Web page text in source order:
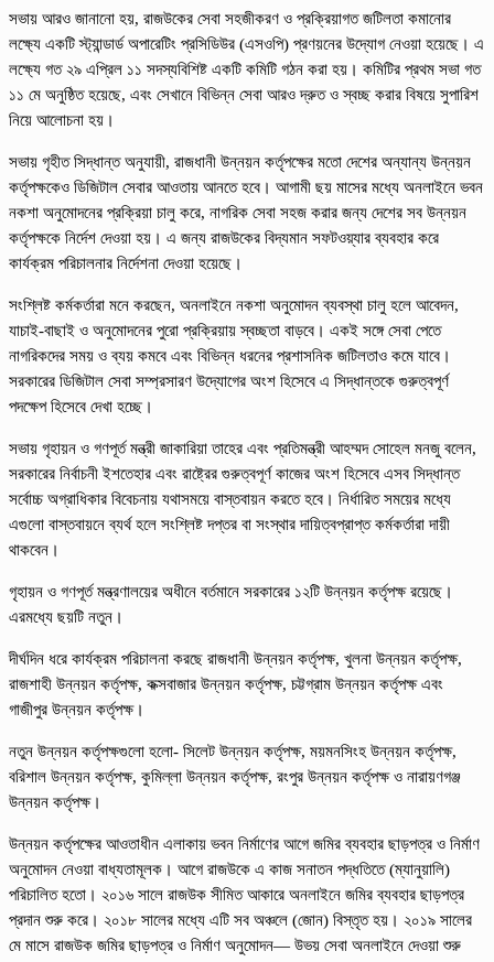
সভায় আরও জানানো হয়, রাজউকের সেবা সহজীকরণ ও প্রক্রিয়াগত জটিলতা কমানোর
লক্ষ্যে একটি স্ট্যান্ডার্ড অপারেটিং প্রসিডিউর (এসওপি) প্রণয়নের উদ্যোগ নেওয়া হয়েছে। এ
লক্ষ্যে গত ২৯ এপ্রিল ১১ সদস্যবিশিষ্ট একটি কমিটি গঠন করা হয়। কমিটির প্রথম সভা গত
১১ মে অনুষ্ঠিত হয়েছে, এবং সেখানে বিভিন্ন সেবা আরও দ্রুত ও স্বচ্ছ করার বিষয়ে সুপারিশ
নিয়ে আলোচনা হয়।
সভায় গৃহীত সিদ্ধান্ত অনুযায়ী, রাজধানী উন্নয়ন কর্তৃপক্ষের মতো দেশের অন্যান্য উন্নয়ন
কর্তৃপক্ষকেও ডিজিটাল সেবার আওতায় আনতে হবে। আগামী ছয় মাসের মধ্যে অনলাইনে ভবন
নকশা অনুমোদনের প্রক্রিয়া চালু করে, নাগরিক সেবা সহজ করার জন্য দেশের সব উন্নয়ন
কর্তৃপক্ষকে নির্দেশ দেওয়া হয়। এ জন্য রাজউকের বিদ্যমান সফটওয়্যার ব্যবহার করে
কার্যক্রম পরিচালনার নির্দেশনা দেওয়া হয়েছে।
সংশ্লিষ্ট কর্মকর্তারা মনে করছেন, অনলাইনে নকশা অনুমোদন ব্যবস্থা চালু হলে আবেদন,
যাচাই-বাছাই ও অনুমোদনের পুরো প্রক্রিয়ায় স্বচ্ছতা বাড়বে। একই সঙ্গে সেবা পেতে
নাগরিকদের সময় ও ব্যয় কমবে এবং বিভিন্ন ধরনের প্রশাসনিক জটিলতাও কমে যাবে।
সরকারের ডিজিটাল সেবা সম্প্রসারণ উদ্যোগের অংশ হিসেবে এ সিদ্ধান্তকে গুরুত্বপূর্ণ
পদক্ষেপ হিসেবে দেখা হচ্ছে।
সভায় গৃহায়ন ও গণপূর্ত মন্ত্রী জাকারিয়া তাহের এবং প্রতিমন্ত্রী আহম্মদ সোহেল মনজু বলেন,
সরকারের নির্বাচনী ইশতেহার এবং রাষ্ট্রের গুরুত্বপূর্ণ কাজের অংশ হিসেবে এসব সিদ্ধান্ত
সর্বোচ্চ অগ্রাধিকার বিবেচনায় যথাসময়ে বাস্তবায়ন করতে হবে। নির্ধারিত সময়ের মধ্যে
এগুলো বাস্তবায়নে ব্যর্থ হলে সংশ্লিষ্ট দপ্তর বা সংস্থার দায়িত্বপ্রাপ্ত কর্মকর্তারা দায়ী
থাকবেন।
গৃহায়ন ও গণপূর্ত মন্ত্রণালয়ের অধীনে বর্তমানে সরকারের ১২টি উন্নয়ন কর্তৃপক্ষ রয়েছে।
এরমধ্যে ছয়টি নতুন।
দীর্ঘদিন ধরে কার্যক্রম পরিচালনা করছে রাজধানী উন্নয়ন কর্তৃপক্ষ, খুলনা উন্নয়ন কর্তৃপক্ষ,
রাজশাহী উন্নয়ন কর্তৃপক্ষ, কক্সবাজার উন্নয়ন কর্তৃপক্ষ, চট্টগ্রাম উন্নয়ন কর্তৃপক্ষ এবং
গাজীপুর উন্নয়ন কর্তৃপক্ষ।
নতুন উন্নয়ন কর্তৃপক্ষগুলো হলো- সিলেট উন্নয়ন কর্তৃপক্ষ, ময়মনসিংহ উন্নয়ন কর্তৃপক্ষ,
বরিশাল উন্নয়ন কর্তৃপক্ষ, কুমিল্লা উন্নয়ন কর্তৃপক্ষ, রংপুর উন্নয়ন কর্তৃপক্ষ ও নারায়ণগঞ্জ
উন্নয়ন কর্তৃপক্ষ।
উন্নয়ন কর্তৃপক্ষের আওতাধীন এলাকায় ভবন নির্মাণের আগে জমির ব্যবহার ছাড়পত্র ও নির্মাণ
অনুমোদন নেওয়া বাধ্যতামূলক। আগে রাজউকে এ কাজ সনাতন পদ্ধতিতে (ম্যানুয়ালি)
পরিচালিত হতো। ২০১৬ সালে রাজউক সীমিত আকারে অনলাইনে জমির ব্যবহার ছাড়পত্র
প্রদান শুরু করে। ২০১৮ সালের মধ্যে এটি সব অঞ্চলে (জোন) বিস্তৃত হয়। ২০১৯ সালের
মে মাসে রাজউক জমির ছাড়পত্র ও নির্মাণ অনুমোদন— উভয় সেবা অনলাইনে দেওয়া শুরু